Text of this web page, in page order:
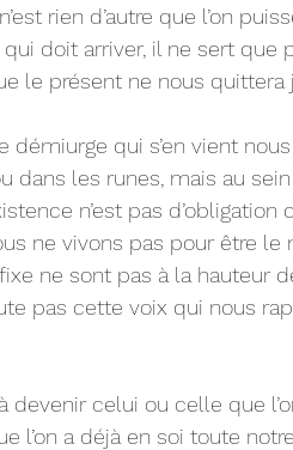
rien d’autre que l’on
qui doit arriver, il ne sert que
le présent ne nous quittera
démiurge qui s’en vient
dans les runes, mais au sein
n’est pas
ne vivons pas pour être le
ne sont pas à la hauteur
pas cette voix qui nous
devenir celui ou celle que
l’on a déjà en soi toute